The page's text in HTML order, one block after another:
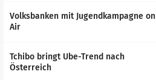
Volksbanken mit Jugendkampagne on
Air
Tchibo bringt Ube-Trend nach
Österreich